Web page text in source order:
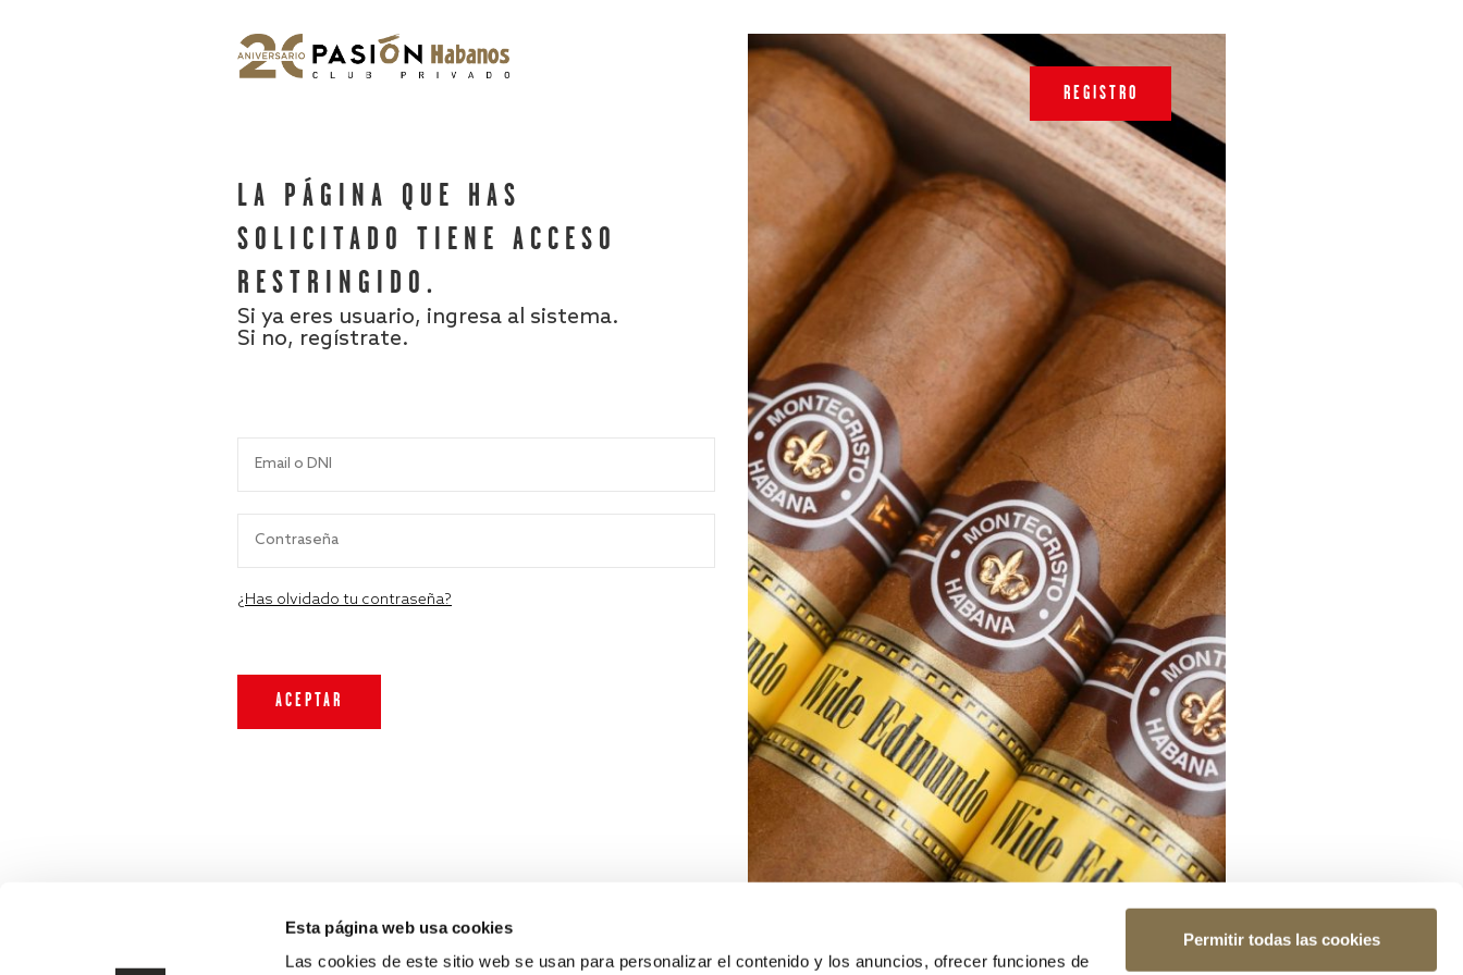
Esta página web usa cookies
Las cookies de este sitio web se usan para personalizar el contenido y los anuncios, ofrecer funciones de
Permitir todas las cookies
LA PÁGINA QUE HAS
SOLICITADO TIENE ACCESO
RESTRINGIDO.
Si ya eres usuario, ingresa al sistema.
Si no, regístrate.
¿Has olvidado tu contraseña?
REGISTRO